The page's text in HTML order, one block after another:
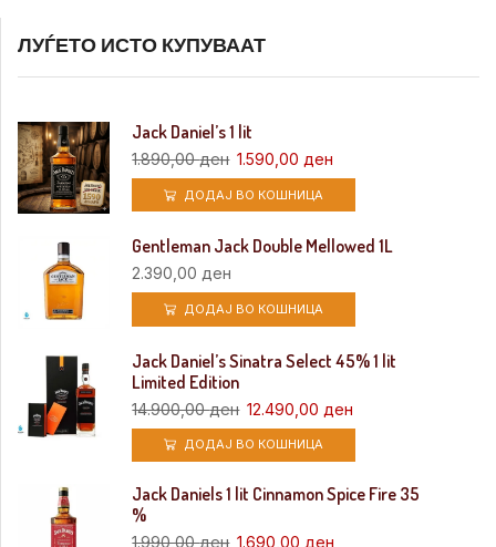
ЛУЃЕТО ИСТО КУПУВААТ
Jack Daniel’s 1 lit
1.890,00ден 1.590,00 ден
ДОДАЈ ВО КОШНИЦА
Gentleman Jack Double Mellowed 1L
2.390,00 ден
ДОДАЈ ВО КОШНИЦА
Jack Daniel’s Sinatra Select 45% 1 lit
Limited Edition
14.900,00ден 12.490,00 ден
ДОДАЈ ВО КОШНИЦА
Jack Daniels 1 lit Cinnamon Spice Fire 35
%
1.990,00ден 1.690,00 ден